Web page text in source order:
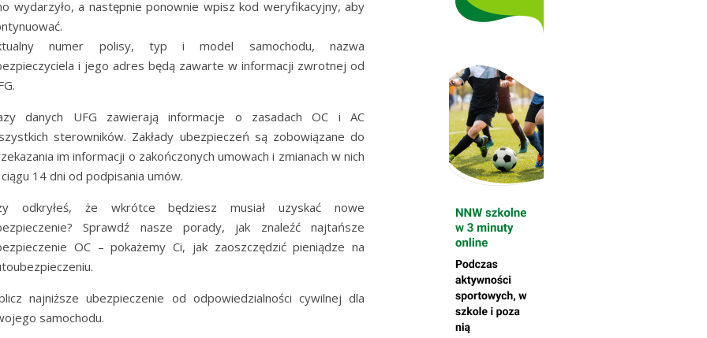
wydarzyło, a następnie ponownie wpisz kod weryfikacyjny, aby
numer polisy, typ i model samochodu, nazwa
i jego adres będą zawarte w informacji zwrotnej od
danych UFG zawierają informacje o zasadach OC i AC
sterowników. Zakłady ubezpieczeń są zobowiązane do
im informacji o zakończonych umowach i zmianach w nich
14 dni od podpisania umów.
odkryłeś, że wkrótce będziesz musiał uzyskać nowe
Sprawdź nasze porady, jak znaleźć najtańsze
OC – pokażemy Ci, jak zaoszczędzić pieniądze na
najniższe ubezpieczenie od odpowiedzialności cywilnej dla
samochodu.